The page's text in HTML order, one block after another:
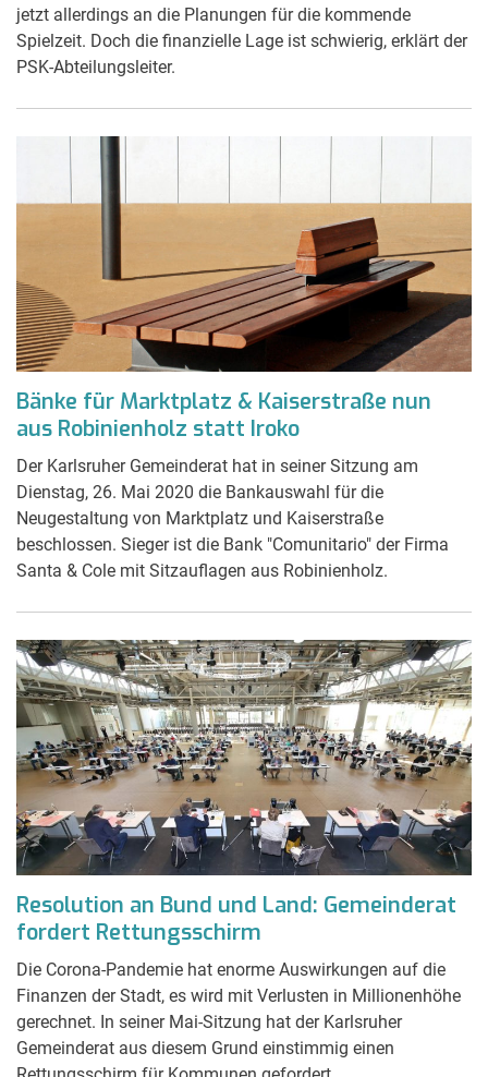
jetzt allerdings an die Planungen für die kommende
Spielzeit. Doch die finanzielle Lage ist schwierig, erklärt der
PSK-Abteilungsleiter.
Bänke für Marktplatz & Kaiserstraße nun
aus Robinienholz statt Iroko
Der Karlsruher Gemeinderat hat in seiner Sitzung am
Dienstag, 26. Mai 2020 die Bankauswahl für die
Neugestaltung von Marktplatz und Kaiserstraße
beschlossen. Sieger ist die Bank "Comunitario" der Firma
Santa & Cole mit Sitzauflagen aus Robinienholz.
Resolution an Bund und Land: Gemeinderat
fordert Rettungsschirm
Die Corona-Pandemie hat enorme Auswirkungen auf die
Finanzen der Stadt, es wird mit Verlusten in Millionenhöhe
gerechnet. In seiner Mai-Sitzung hat der Karlsruher
Gemeinderat aus diesem Grund einstimmig einen